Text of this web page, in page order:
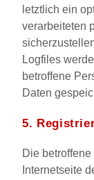
letztlich ein
verarbeiteten
Logfiles
betroffene
Daten
5.
Die
Internetseite